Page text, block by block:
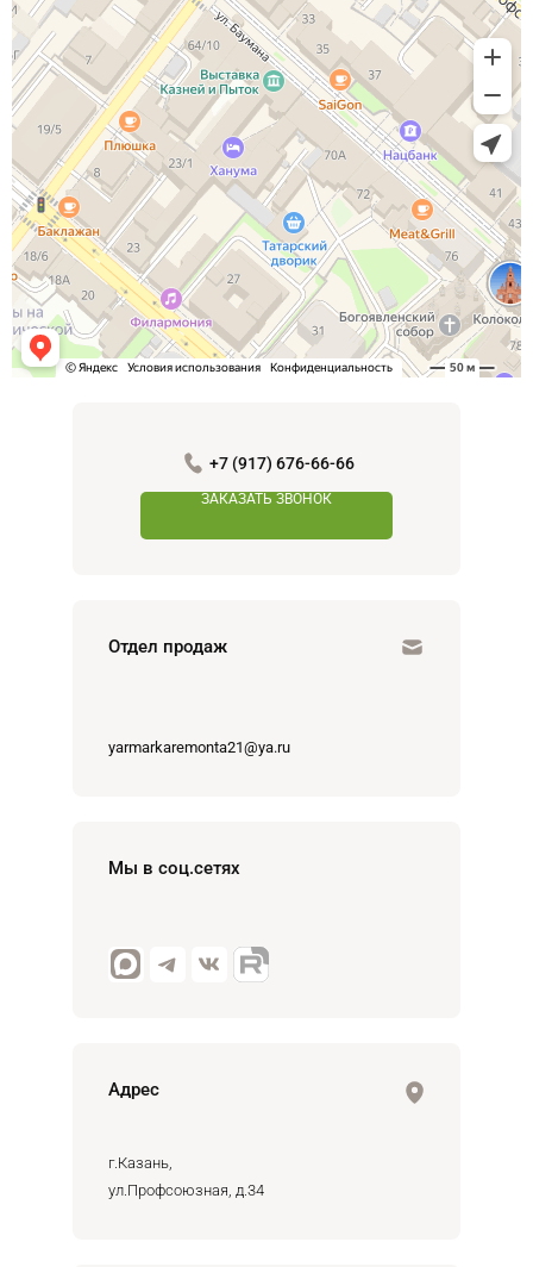
+7 (917) 676-66-66
ЗАКАЗАТЬ ЗВОНОК
Отдел продаж
yarmarkaremonta21@ya.ru
Мы в соц.сетях
Адрес
г.Казань,
ул.Профсоюзная, д.34